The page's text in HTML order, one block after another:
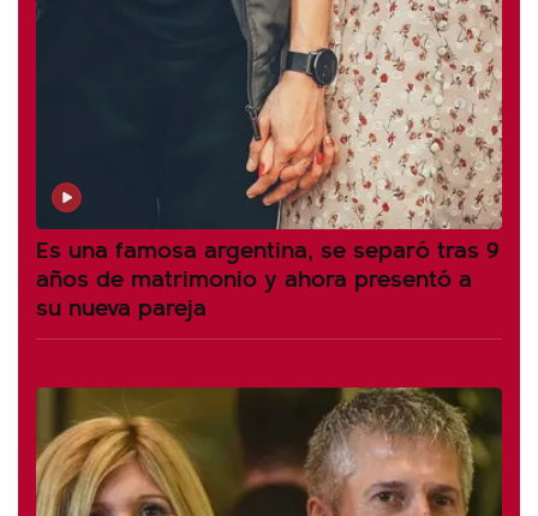
Es una famosa argentina, se separó tras 9
años de matrimonio y ahora presentó a
su nueva pareja